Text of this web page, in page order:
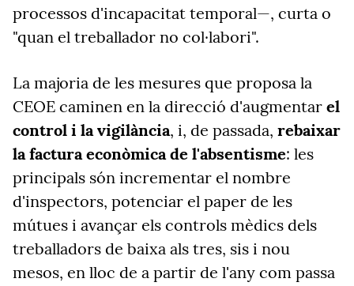
processos d'incapacitat temporal—, curta o
"quan el treballador no col·labori".
La majoria de les mesures que proposa la
CEOE caminen en la direcció d'augmentar el
control i la vigilància, i, de passada, rebaixar
la factura econòmica de l'absentisme: les
principals són incrementar el nombre
d'inspectors, potenciar el paper de les
mútues i avançar els controls mèdics dels
treballadors de baixa als tres, sis i nou
mesos, en lloc de a partir de l'any com passa